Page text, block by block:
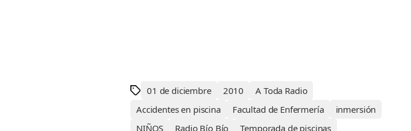
01 de diciembre 2010
A Toda Radio
Accidentes en piscina
Facultad de Enfermería
inmersión
NIÑOS
Radio Bío Bío
Temporada de piscinas